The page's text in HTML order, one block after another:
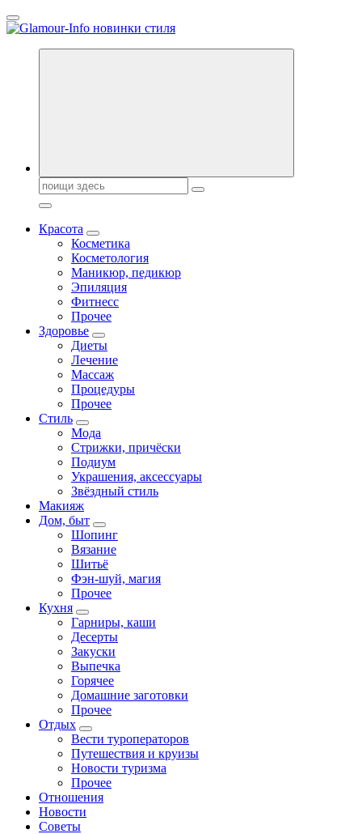
Перейти
к
Секреты молодости, красоты и долголетия. Гламурный журнал
Поиск:
Красота
Косметика
Косметология
Маникюр, педикюр
Эпиляция
Фитнесс
Прочее
Здоровье
Диеты
Лечение
Массаж
Процедуры
Прочее
Стиль
Мода
Стрижки, причёски
Подиум
Украшения, аксессуары
Звёздный стиль
Макияж
Дом, быт
Шопинг
Вязание
Шитьё
Фэн-шуй, магия
Прочее
Кухня
Гарниры, каши
Десерты
Закуски
Выпечка
Горячее
Домашние заготовки
Прочее
Отдых
Вести туроператоров
Путешествия и круизы
Новости туризма
Прочее
Отношения
Новости
Советы